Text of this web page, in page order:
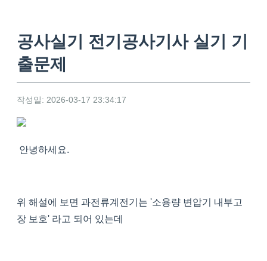
공사실기 전기공사기사 실기 기
출문제
작성일: 2026-03-17 23:34:17
안녕하세요.
위 해설에 보면 과전류계전기는 '소용량 변압기 내부고
장 보호' 라고 되어 있는데